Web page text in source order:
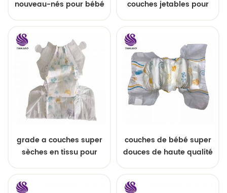
nouveau-nés pour bébé
couches jetables pour
grade a couches super
sèches en tissu pour
couches de bébé super
douces de haute qualité